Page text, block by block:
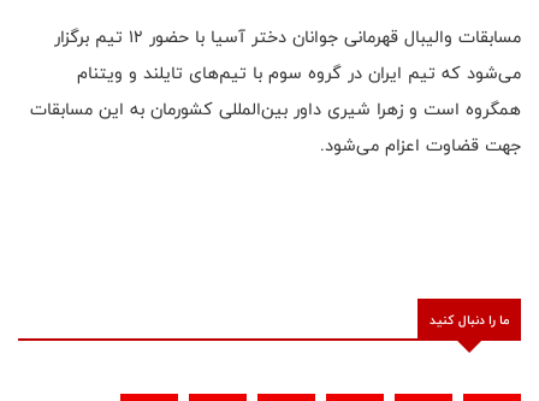
مسابقات والیبال قهرمانی جوانان دختر آسیا با حضور 12 تیم برگزار
می‌شود که تیم ایران در گروه سوم با تیم‌های تایلند و ویتنام
همگروه است و زهرا شیری داور بین‌المللی کشورمان به این مسابقات
جهت قضاوت اعزام می‌شود.
ما را دنبال کنید